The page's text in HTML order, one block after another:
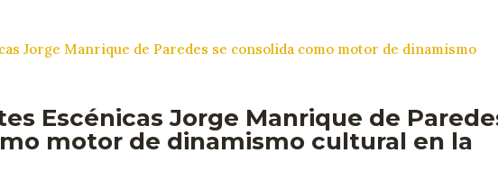
Escénicas Jorge Manrique de
motor de dinamismo cultural en la